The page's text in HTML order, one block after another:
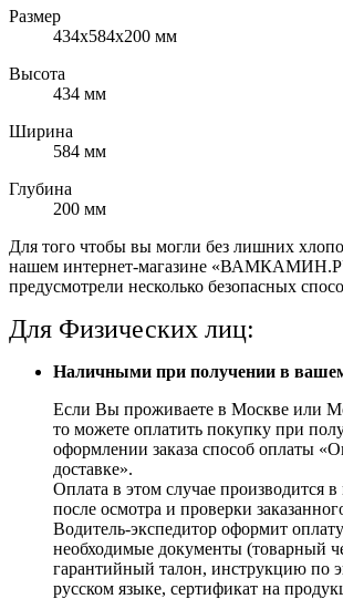
Размер
434x584x200 мм
Высота
434 мм
Ширина
584 мм
Глубина
200 мм
Для того чтобы вы могли без лишних
нашем интернет-магазине
предусмотрели несколько безопасных
Для Физических лиц:
Наличными при получении в
Если Вы проживаете в Москве или
то можете оплатить покупку при
оформлении заказа способ оплаты
доставке».
Оплата в этом случае производится
после осмотра и проверки
Водитель-экспедитор оформит
необходимые документы (товарный
гарантийный талон, инструкцию по
русском языке, сертификат на